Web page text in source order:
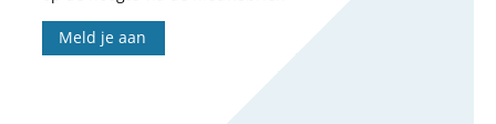
Meld je aan